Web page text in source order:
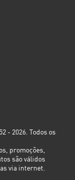
- 2026. Todos os
promoções,
são válidos
via internet.